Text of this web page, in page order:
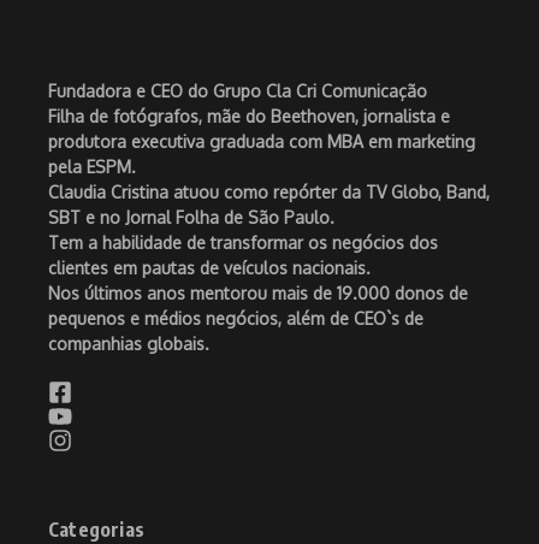
Fundadora e CEO do Grupo Cla Cri Comunicação
Filha de fotógrafos, mãe do Beethoven, jornalista e
produtora executiva graduada com MBA em marketing
pela ESPM.
Claudia Cristina atuou como repórter da TV Globo, Band,
SBT e no Jornal Folha de São Paulo.
Tem a habilidade de transformar os negócios dos
clientes em pautas de veículos nacionais.
Nos últimos anos mentorou mais de 19.000 donos de
pequenos e médios negócios, além de CEO`s de
companhias globais.
Categorias